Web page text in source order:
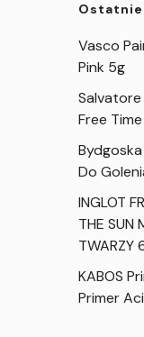
Vasco
Pink 5g
Salvatore
Free
Do
INGLOT
THE SUN
TWARZY
KABOS
Primer